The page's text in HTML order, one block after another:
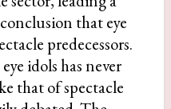
that eye
predecessors.
idols has never
that of spectacle